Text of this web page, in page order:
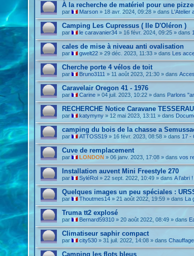
À la recherche de matériel pour une
par Marson » 18 avr. 2024, 09:28 » dans L'Atelier
Camping Les Cupressus ( Ile D'Oléron )
par le caravanier34 » 16 févr. 2024, 09:25 » dans
cales de mise à niveau anti ovalisation
par gwelt22 »29 déc. 2023, 11:33 » dans Les
Cherche porte 4 vélos de toit
par Bruno3111 » 11 août 2023, 21:30 » dans
Caravelair Oregon 41 - 1976
par Carine »04 juil. 2023, 10:22 » dans Parlons
RECHERCHE Notice Caravane
par katymyny » 12 mai 2023, 13:11 » dans
camping du bois de la chasse a
par ATTOSS19 » 16 févr. 2023, 08:58 » dans 17 -
Cuve de remplacement
par LONDON »06 janv. 2023, 17:08 » dansvos
Installation auvent Mini Freestyle 270
par SyléRol »22 sept. 2022, 10:49 » dansA l’abri !
Quelques images un peu spéciales :
par Thoutmes14 »21 août 2022, 19:59 » dans La
Truma tt2 explosé
par Bernard59310 »20 août 2022, 08:49 » dans
Climatiseur saphir compact
par city530 »31 juil. 2022, 14:08 » dans
Camping les flots bleus